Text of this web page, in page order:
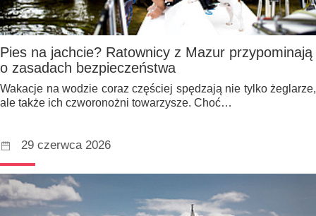
Pies na jachcie? Ratownicy z Mazur przypominają
o zasadach bezpieczeństwa
Wakacje na wodzie coraz częściej spędzają nie tylko żeglarze,
ale także ich czworonożni towarzysze. Choć…
29 czerwca 2026